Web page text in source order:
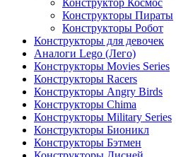
Конструктор Космос
Конструкторы Пираты
Конструкторы Робот
Конструкторы для девочек
Аналоги Lego (Лего)
Конструкторы Movies Series
Конструкторы Racers
Конструкторы Angry Birds
Конструкторы Chima
Конструкторы Military Series
Конструкторы Бионикл
Конструкторы Бэтмен